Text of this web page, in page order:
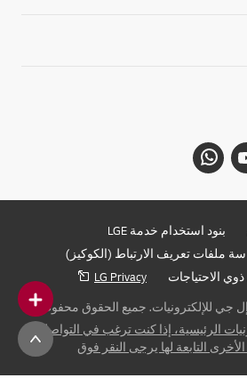
بنود استخدام خدمة LGE
ملفات تعريف الارتباط (الكوكيز)
الاحتياجات
LG Privacy
الرئيسية، إذا كنت ترغب في التواصل مع
التابعة لها يرجى النقر فوق